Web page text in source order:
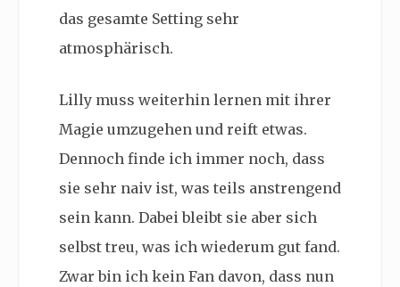
das gesamte Setting sehr
atmosphärisch.
Lilly muss weiterhin lernen mit ihrer
Magie umzugehen und reift etwas.
Dennoch finde ich immer noch, dass
sie sehr naiv ist, was teils anstrengend
sein kann. Dabei bleibt sie aber sich
selbst treu, was ich wiederum gut fand.
Zwar bin ich kein Fan davon, dass nun